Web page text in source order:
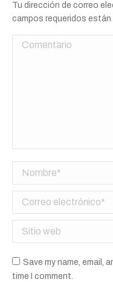
Tu dirección de correo
campos requeridos están
Comentario
Nombre *
Correo electrónico *
Sitio web
Save my name, email,
time I comment.